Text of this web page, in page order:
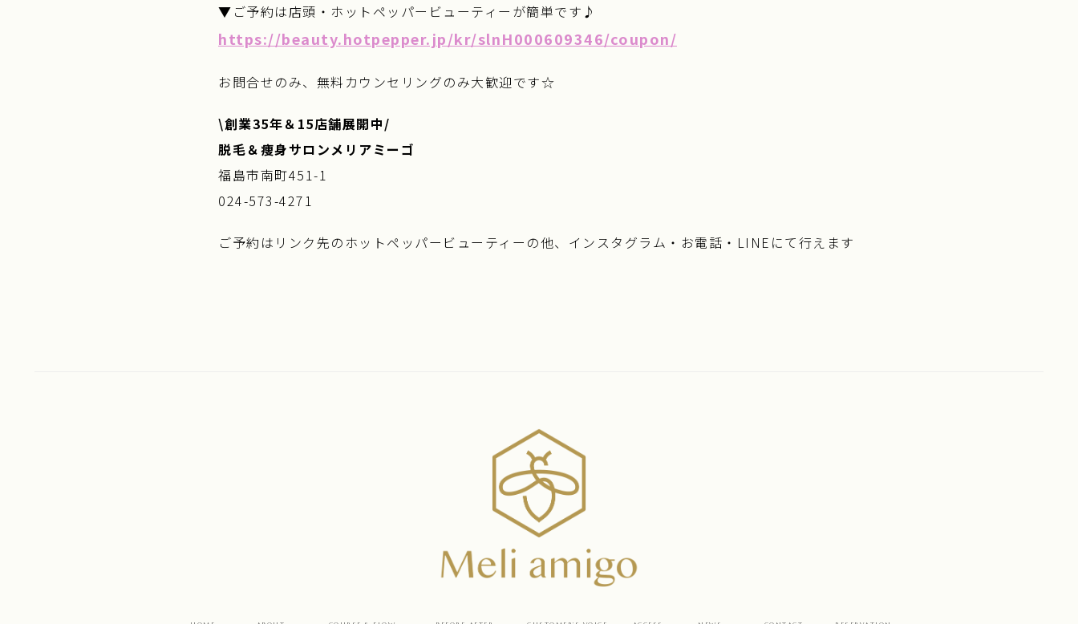
▼ご予約は店頭・ホットペッパービューティーが簡単です♪
https://beauty.hotpepper.jp/kr/slnH000609346/coupon/
お問合せのみ、無料カウンセリングのみ大歓迎です☆
\創業35年＆15店舗展開中/
脱毛＆痩身サロンメリアミーゴ
福島市南町451-1
024-573-4271
ご予約はリンク先のホットペッパービューティーの他、インスタグラム・お電話・LINEにて行えます